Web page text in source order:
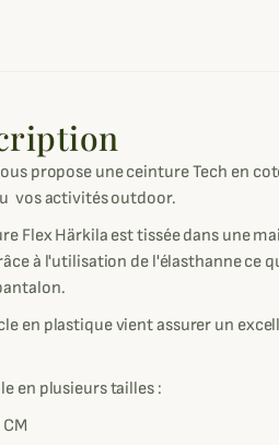
propose une ceinture Tech en
vos activités outdoor.
Flex Härkila est tissée dans une
à l'utilisation de l'élasthanne ce
en plastique vient assurer un
en plusieurs tailles :
CM